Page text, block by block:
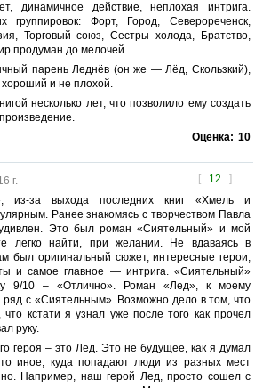
динамичное действие, неплохая интрига.
группировок: Форт, Город, Северореченск,
Торговый союз, Сестры холода, Братство,
продуман до мелочей.
парень Леднёв (он же — Лёд, Скользкий),
и не плохой.
несколько лет, что позволило ему создать
Оценка: 10
[ 12 ]
г.
из-за выхода последних книг «Хмель и
Ранее знакомясь с творчеством Павла
Это был роман «Сиятельный» и мой
легко найти, при желании. Не вдаваясь в
был оригинальный сюжет, интересные герои,
и самое главное — интрига. «Сиятельный»
9/10 – «Отлично». Роман «Лед», к моему
с «Сиятельным». Возможно дело в том, что
кстати я узнал уже после того как прочел
руку.
героя – это Лед. Это не будущее, как я думал
иное, куда попадают люди из разных мест
Например, наш герой Лед, просто сошел с